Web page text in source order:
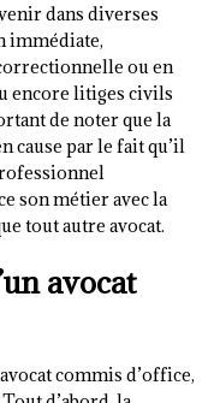
dans diverses
immédiate,
ou en
encore litiges civils
de noter que la
cause par le fait qu’il
son métier avec la
tout autre avocat.
avocat
commis d’office,